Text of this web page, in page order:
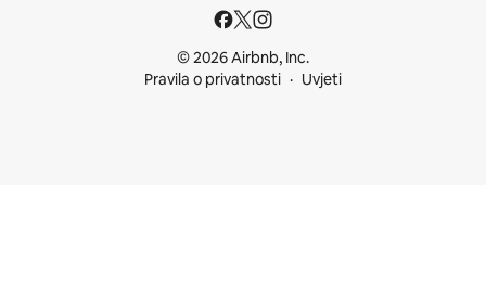
© 2026 Airbnb, Inc.
Pravila o privatnosti
Uvjeti